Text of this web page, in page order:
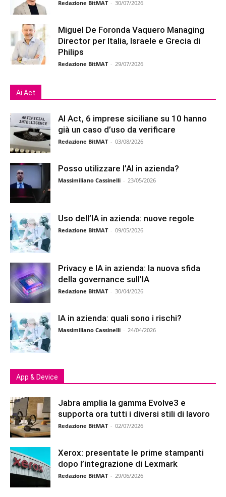
Redazione BitMAT - 30/07/2026
Miguel De Foronda Vaquero Managing
Director per Italia, Israele e Grecia di
Philips
Redazione BitMAT - 29/07/2026
Ai Act
AI Act, 6 imprese siciliane su 10 hanno
già un caso d’uso da verificare
Redazione BitMAT - 03/08/2026
Posso utilizzare l’AI in azienda?
Massimiliano Cassinelli - 23/05/2026
Uso dell’IA in azienda: nuove regole
Redazione BitMAT - 09/05/2026
Privacy e IA in azienda: la nuova sfida
della governance sull’IA
Redazione BitMAT - 30/04/2026
IA in azienda: quali sono i rischi?
Massimiliano Cassinelli - 24/04/2026
App & Device
Jabra amplia la gamma Evolve3 e
supporta ora tutti i diversi stili di lavoro
Redazione BitMAT - 02/07/2026
Xerox: presentate le prime stampanti
dopo l’integrazione di Lexmark
Redazione BitMAT - 29/06/2026